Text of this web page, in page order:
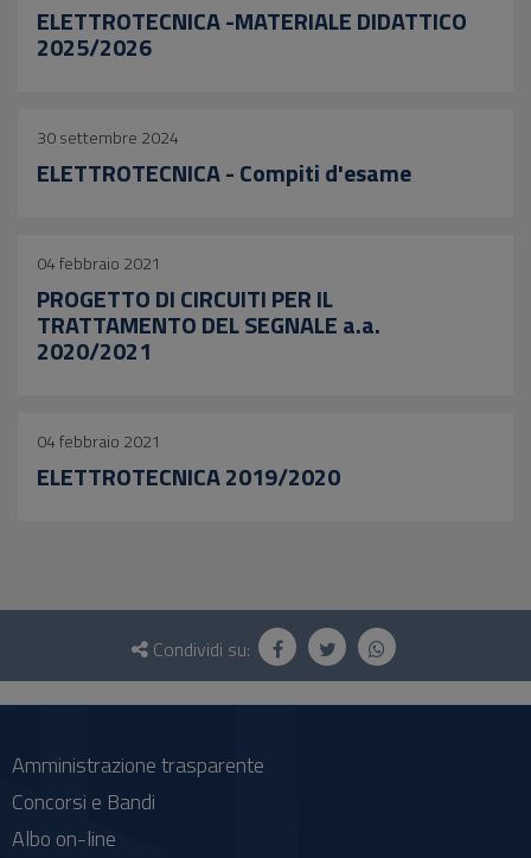
ELETTROTECNICA -MATERIALE DIDATTICO
2025/2026
30 settembre 2024
ELETTROTECNICA - Compiti d'esame
04 febbraio 2021
PROGETTO DI CIRCUITI PER IL
TRATTAMENTO DEL SEGNALE a.a.
2020/2021
04 febbraio 2021
ELETTROTECNICA 2019/2020
Questionario
social
Condividi su:
Amministrazione trasparente
Concorsi e Bandi
Albo on-line